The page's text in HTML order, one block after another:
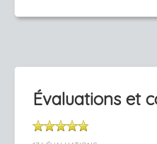
Évaluations et